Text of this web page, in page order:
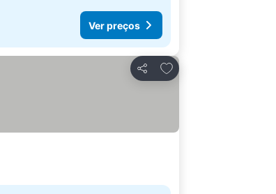
Ver preços
Partilhar
Adicionar aos favoritos